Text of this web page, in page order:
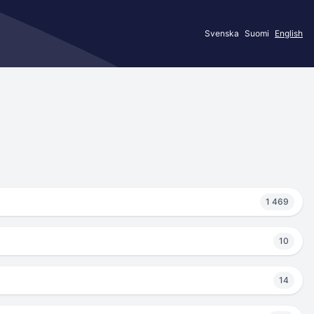
Svenska Suomi English
1 469
10
14